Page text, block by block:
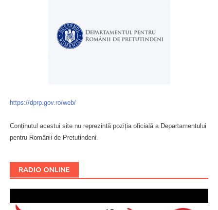
https://dprp.gov.ro/web/
Conținutul acestui site nu reprezintă poziția oficială a Departamentului
pentru Românii de Pretutindeni.
RADIO ONLINE